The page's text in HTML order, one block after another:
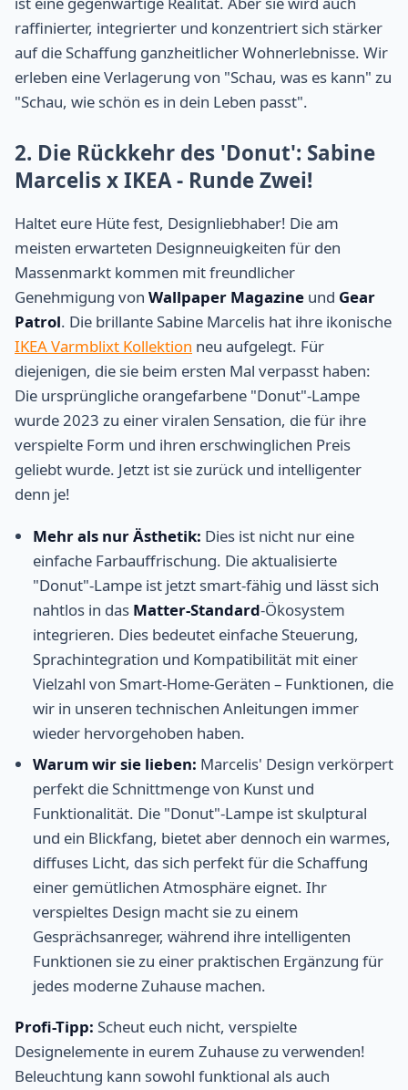
raffinierter, integrierter und konzentriert sich stärker
auf die Schaffung ganzheitlicher Wohnerlebnisse. Wir
erleben eine Verlagerung von "Schau, was es kann" zu
"Schau, wie schön es in dein Leben passt".
2. Die Rückkehr des 'Donut': Sabine
Marcelis x IKEA - Runde Zwei!
Haltet eure Hüte fest, Designliebhaber! Die am
meisten erwarteten Designneuigkeiten für den
Massenmarkt kommen mit freundlicher
Genehmigung von Wallpaper Magazine und Gear
Patrol. Die brillante Sabine Marcelis hat ihre ikonische
IKEA Varmblixt Kollektion neu aufgelegt. Für
diejenigen, die sie beim ersten Mal verpasst haben:
Die ursprüngliche orangefarbene "Donut"-Lampe
wurde 2023 zu einer viralen Sensation, die für ihre
verspielte Form und ihren erschwinglichen Preis
geliebt wurde. Jetzt ist sie zurück und intelligenter
denn je!
Mehr als nur Ästhetik: Dies ist nicht nur eine
einfache Farbauffrischung. Die aktualisierte
"Donut"-Lampe ist jetzt smart-fähig und lässt sich
nahtlos in das Matter-Standard-Ökosystem
integrieren. Dies bedeutet einfache Steuerung,
Sprachintegration und Kompatibilität mit einer
Vielzahl von Smart-Home-Geräten – Funktionen, die
wir in unseren technischen Anleitungen immer
wieder hervorgehoben haben.
Warum wir sie lieben: Marcelis' Design verkörpert
perfekt die Schnittmenge von Kunst und
Funktionalität. Die "Donut"-Lampe ist skulptural
und ein Blickfang, bietet aber dennoch ein warmes,
diffuses Licht, das sich perfekt für die Schaffung
einer gemütlichen Atmosphäre eignet. Ihr
verspieltes Design macht sie zu einem
Gesprächsanreger, während ihre intelligenten
Funktionen sie zu einer praktischen Ergänzung für
jedes moderne Zuhause machen.
Profi-Tipp: Scheut euch nicht, verspielte
Designelemente in eurem Zuhause zu verwenden!
Beleuchtung kann sowohl funktional als auch